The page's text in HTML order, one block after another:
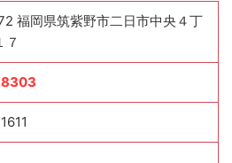
福岡県筑紫野市二日市中央４丁
７